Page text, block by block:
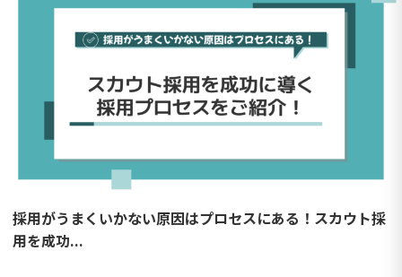
採用がうまくいかない原因はプロセスにある！スカウト採
用を成功...